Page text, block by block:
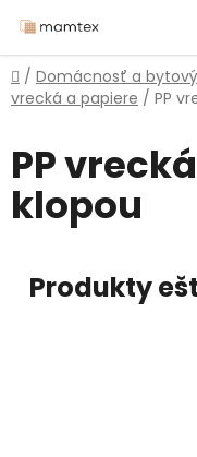
na
obsah
Domov
/ Domácnosť a
vrecká a papiere / PP
PP
klopou
Produkty